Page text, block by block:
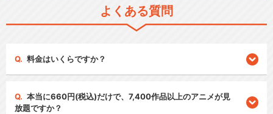
よくある質問
料金はいくらですか？
本当に660円(税込)だけで、7,400作品以上のアニメが見
放題ですか？